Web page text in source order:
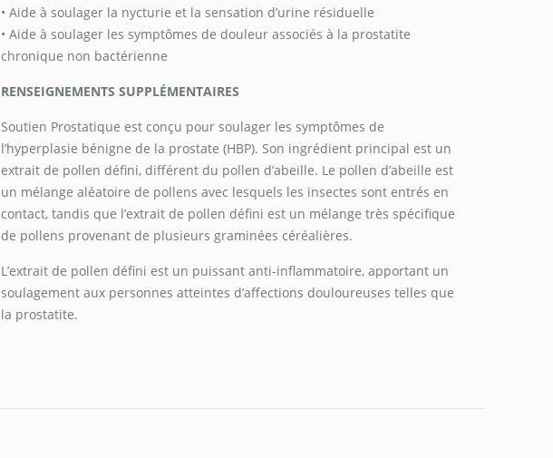
• Aide à soulager la nycturie et la sensation d’urine résiduelle
• Aide à soulager les symptômes de douleur associés à la prostatite
chronique non bactérienne
RENSEIGNEMENTS SUPPLÉMENTAIRES
Soutien Prostatique est conçu pour soulager les symptômes de
l’hyperplasie bénigne de la prostate (HBP). Son ingrédient principal est un
extrait de pollen défini, différent du pollen d’abeille. Le pollen d’abeille est
un mélange aléatoire de pollens avec lesquels les insectes sont entrés en
contact, tandis que l’extrait de pollen défini est un mélange très spécifique
de pollens provenant de plusieurs graminées céréalières.
L’extrait de pollen défini est un puissant anti-inflammatoire, apportant un
soulagement aux personnes atteintes d’affections douloureuses telles que
la prostatite.